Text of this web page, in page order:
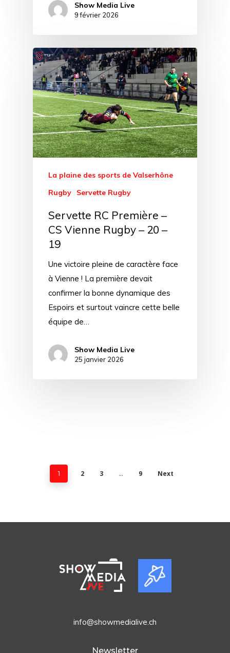
Show Media Live
9 février 2026
La plaine des sports de Valserhône
Rugby
Servette Rugby
Servette RC Première –
CS Vienne Rugby – 20 –
19
Une victoire pleine de caractère face
à Vienne ! La première devait
confirmer la bonne dynamique des
Espoirs et surtout vaincre cette belle
équipe de…
Show Media Live
25 janvier 2026
1 2 3 … 9 Next
info@showmedialive.ch
Newsletter